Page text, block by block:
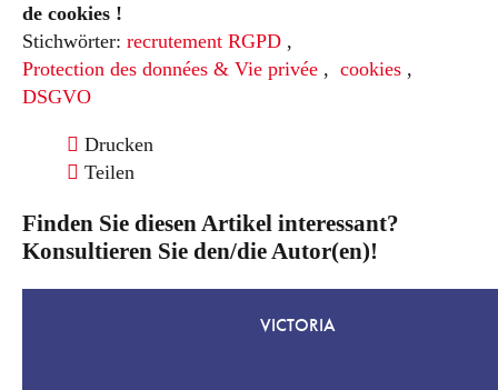
de cookies !
Stichwörter: recrutement RGPD ,
Protection des données & Vie privée , cookies ,
DSGVO
Drucken
Teilen
Finden Sie diesen Artikel interessant?
Konsultieren Sie den/die Autor(en)!
VICTORIA